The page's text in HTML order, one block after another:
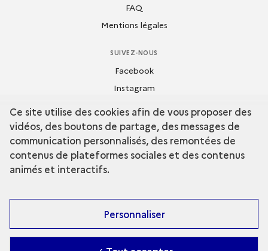
FAQ
Mentions légales
SUIVEZ-NOUS
Facebook
Instagram
Flickr
Youtube
Ce site utilise des cookies afin de vous proposer des
vidéos, des boutons de partage, des messages de
communication personnalisés, des remontées de
contenus de plateformes sociales et des contenus
animés et interactifs.
Personnaliser